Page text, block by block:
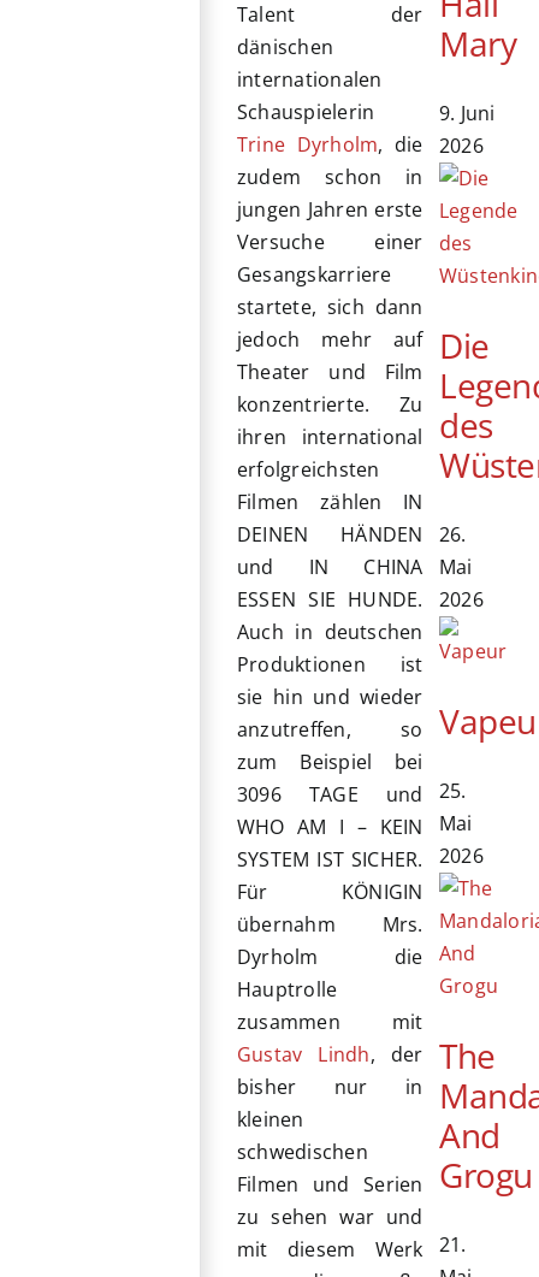
Talent der
dänischen
internationalen
Schauspielerin
Trine Dyrholm, die
zudem schon in
jungen Jahren erste
Versuche einer
Gesangskarriere
startete, sich dann
jedoch mehr auf
Theater und Film
konzentrierte. Zu
ihren international
erfolgreichsten
Filmen zählen IN
DEINEN HÄNDEN
und IN CHINA
ESSEN SIE HUNDE.
Auch in deutschen
Produktionen ist
sie hin und wieder
anzutreffen, so
zum Beispiel bei
3096 TAGE und
WHO AM I – KEIN
SYSTEM IST SICHER.
Für KÖNIGIN
übernahm Mrs.
Dyrholm die
Hauptrolle
zusammen mit
Gustav Lindh, der
bisher nur in
kleinen
schwedischen
Filmen und Serien
zu sehen war und
mit diesem Werk
Mary
9. Juni
2026
Die
des
26.
Mai
2026
25.
Mai
2026
The
And
Grogu
21.